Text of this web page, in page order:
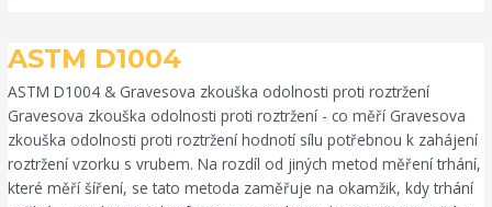
ASTM D1004
ASTM D1004 & Gravesova zkouška odolnosti proti roztržení
Gravesova zkouška odolnosti proti roztržení - co měří Gravesova
zkouška odolnosti proti roztržení hodnotí sílu potřebnou k zahájení
roztržení vzorku s vrubem. Na rozdíl od jiných metod měření trhání,
které měří šíření, se tato metoda zaměřuje na okamžik, kdy trhání
ASTM